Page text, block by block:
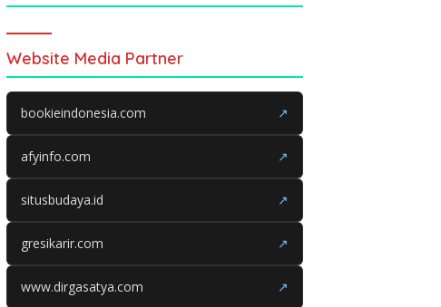
Website Media Partner
bookieindonesia.com ↗
afyinfo.com ↗
situsbudaya.id ↗
gresikarir.com ↗
www.dirgasatya.com ↗